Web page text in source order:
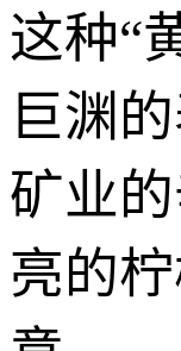
这种“
巨渊
矿业
亮的